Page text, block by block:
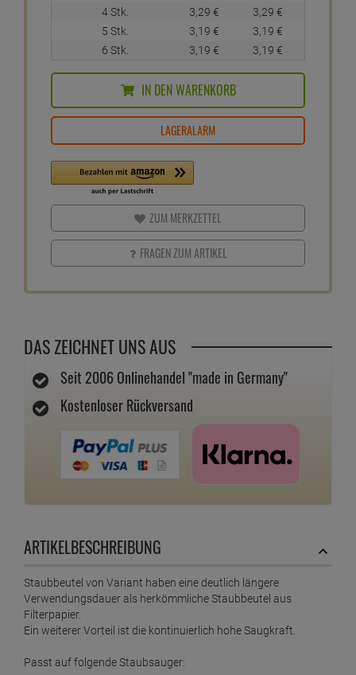
4 Stk.
3, 29 € 3, 29 €
5 Stk.
3, 19 € 3, 19 €
6 Stk.
3, 19 € 3, 19 €
IN DEN WARENKORB
LAGERALARM
ZUM MERKZETTEL
FRAGEN ZUM ARTIKEL
DAS ZEICHNET UNS AUS
Seit 2006 Onlinehandel "made in Germany"
Kostenloser Rückversand
ARTIKELBESCHREIBUNG
Staubbeutel von Variant haben eine deutlich längere
Verwendungsdauer als herkömmliche Staubbeutel aus
Filterpapier.
Ein weiterer Vorteil ist die kontinuierlich hohe Saugkraft.
Passt auf folgende Staubsauger: